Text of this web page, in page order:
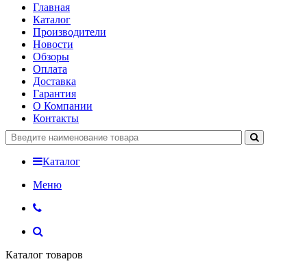
Главная
Каталог
Производители
Новости
Обзоры
Оплата
Доставка
Гарантия
О Компании
Контакты
Каталог
Меню
Каталог товаров